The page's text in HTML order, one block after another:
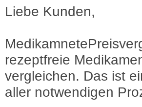
Liebe Kunden,
rezeptfreie
vergleichen. Das ist
aller notwendigen